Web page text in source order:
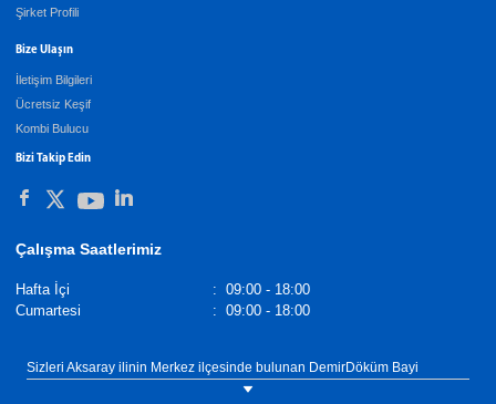
Şirket Profili
Bize Ulaşın
İletişim Bilgileri
Ücretsiz Keşif
Kombi Bulucu
Bizi Takip Edin
Çalışma Saatlerimiz
Hafta İçi : 09:00 - 18:00
Cumartesi
: 09:00 - 18:00
Sizleri Aksaray ilinin Merkez ilçesinde bulunan DemirDöküm Bayi
Karaoğlan Isı Sistemleri showroomumuza bekliyoruz. Tel: 0(382) 213 74